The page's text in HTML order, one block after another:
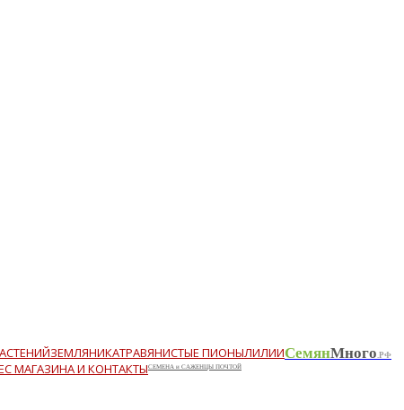
ЗЕМЛЯНИКАТРАВЯНИСТЫЕ ПИОНЫЛИЛИИ
МАГАЗИНА И КОНТАКТЫ
СемянМного.РФ
СЕМЕНА и САЖЕНЦЫ ПОЧТОЙ